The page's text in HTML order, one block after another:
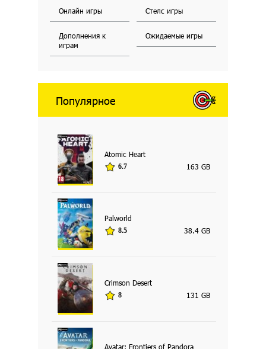
Онлайн игры Стелс игры
Дополнения к
играм
Ожидаемые игры
Популярное
Atomic Heart
6.7 163 GB
Palworld
8.5 38.4 GB
Crimson Desert
8 131 GB
Avatar: Frontiers of Pandora